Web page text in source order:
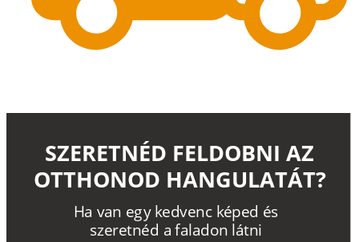
Ha van egy kedvenc képed és
szeretnéd a faladon látni
SZERETNÉD FELDOBNI AZ
OTTHONOD HANGULATÁT?